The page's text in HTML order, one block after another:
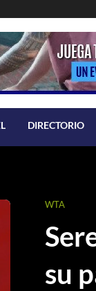
DIRECTORIO
WTA
su